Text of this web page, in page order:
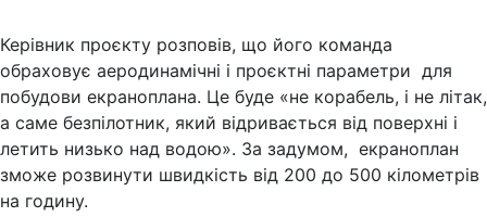
Керівник проєкту розповів, що його команда
обраховує аеродинамічні і проєктні параметри для
побудови екраноплана. Це буде «не корабель, і не літак,
а саме безпілотник, який відривається від поверхні і
летить низько над водою». За задумом, екраноплан
зможе розвинути швидкість від 200 до 500 кілометрів
на годину.